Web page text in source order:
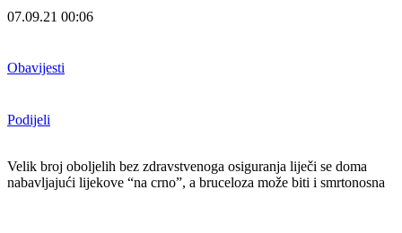
07.09.21 00:06
Obavijesti
Podijeli
Velik broj oboljelih bez zdravstvenoga osiguranja liječi se doma
nabavljajući lijekove “na crno”, a bruceloza može biti i smrtonosna